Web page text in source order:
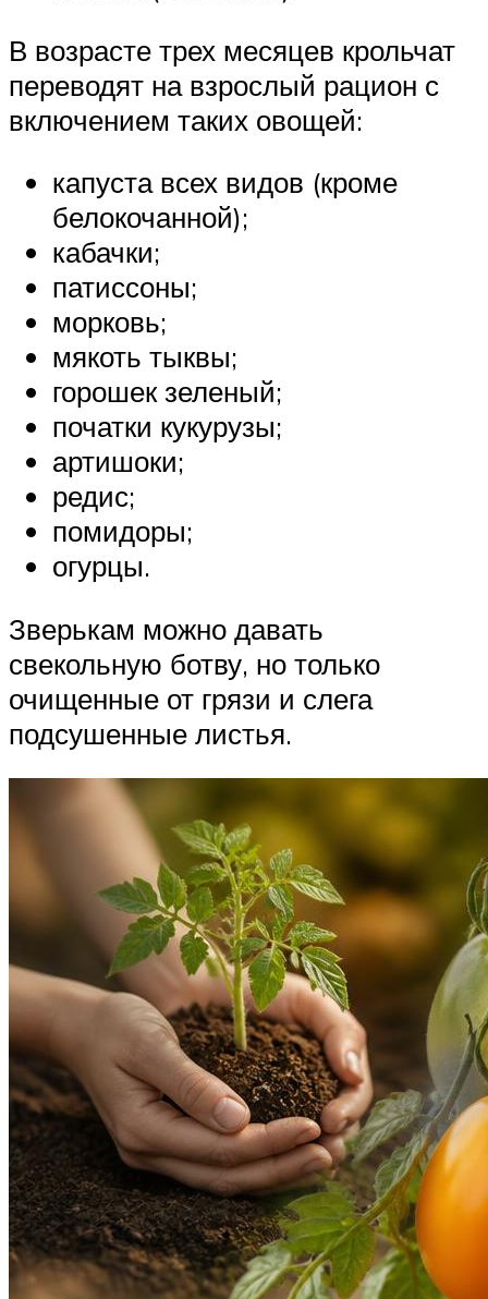
В возрасте трех месяцев крольчат
переводят на взрослый рацион с
включением таких овощей:
капуста всех видов (кроме
белокочанной);
кабачки;
патиссоны;
морковь;
мякоть тыквы;
горошек зеленый;
початки кукурузы;
артишоки;
редис;
помидоры;
огурцы.
Зверькам можно давать
свекольную ботву, но только
очищенные от грязи и слега
подсушенные листья.